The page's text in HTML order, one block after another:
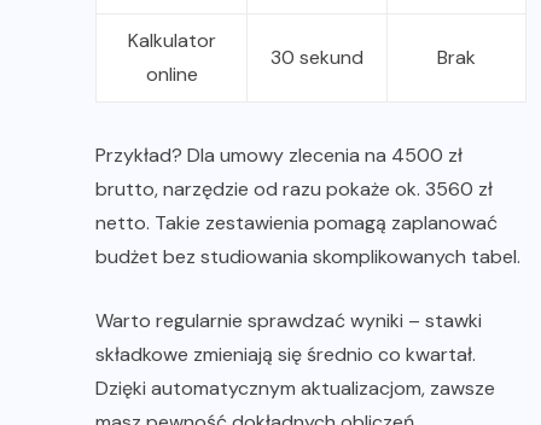
Kalkulator
online
30 sekund Brak
Przykład? Dla umowy zlecenia na 4500 zł
brutto, narzędzie od razu pokaże ok. 3560 zł
netto. Takie zestawienia pomagą zaplanować
budżet bez studiowania skomplikowanych tabel.
Warto regularnie sprawdzać wyniki – stawki
składkowe zmieniają się średnio co kwartał.
Dzięki automatycznym aktualizacjom, zawsze